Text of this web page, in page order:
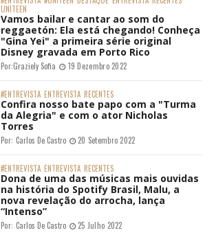
UNITEEN
Vamos bailar e cantar ao som do
reggaetón: Ela está chegando! Conheça
"Gina Yei" a primeira série original
Disney gravada em Porto Rico
Por:Graziely Sofia 19 Dezembro 2022
#ENTREVISTA ENTREVISTA RECENTES
Confira nosso bate papo com a "Turma
da Alegria" e com o ator Nicholas
Torres
Por: Carlos De Castro 20 Setembro 2022
#ENTREVISTA ENTREVISTA RECENTES
Dona de uma das músicas mais ouvidas
na história do Spotify Brasil, Malu, a
nova revelação do arrocha, lança
“Intenso”
Por: Carlos De Castro 25 Julho 2022